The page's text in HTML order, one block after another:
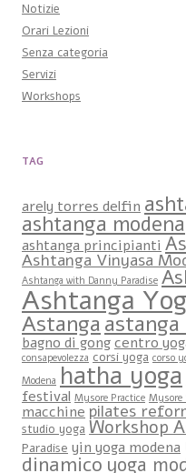
Notizie
Orari Lezioni
Senza categoria
Servizi
Workshops
TAG
arely torres delfin
ashtanga modena
ashtanga principianti
Ashtanga Vinyasa
Ashtanga with Danny Paradise
Ashtanga
Astanga
bagno di gongcentro
consapevolezza corsi yoga corso
Modena hatha yoga
festival Mysore Practice Mysore
macchine pilates
studio yoga Workshop
Paradise yin yoga modena
dinamico yoga